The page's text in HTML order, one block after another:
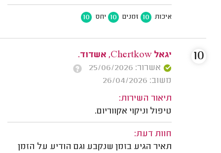
איכות 10 זמנים 10 יחס 10
יגאל Chertkow, אשדוד.
אשרור: 25/06/2026
משוב: 26/04/2026
תיאור השירות:
טיפול וניקוי אקווריום.
חוות דעת:
תאיר הגיע בזמן שנקבע וגם הודיע על הזמן
10